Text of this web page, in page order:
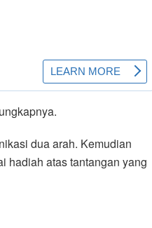
dua arah. Kemudian
hadiah atas tantangan yang